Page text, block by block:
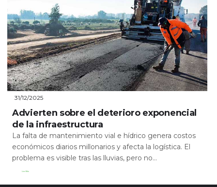
31/12/2025
Advierten sobre el deterioro exponencial
de la infraestructura
La falta de mantenimiento vial e hídrico genera costos
económicos diarios millonarios y afecta la logística. El
problema es visible tras las lluvias, pero no...
Leer Más